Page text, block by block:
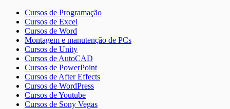
Cursos de Programação
Cursos de Excel
Cursos de Word
Montagem e manutenção de PCs
Cursos de Unity
Cursos de AutoCAD
Cursos de PowerPoint
Cursos de After Effects
Cursos de WordPress
Cursos de Youtube
Cursos de Sony Vegas